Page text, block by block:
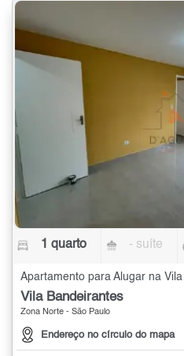
1 quarto - suíte
Vila Bandeirantes
Zona Norte - São Paulo
Endereço no círculo do mapa